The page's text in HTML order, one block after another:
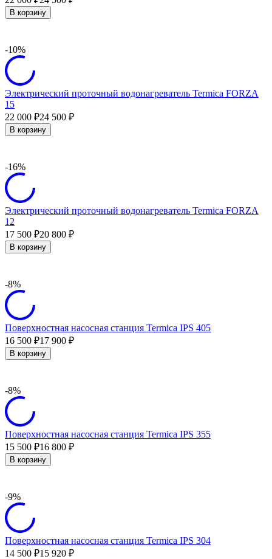
В корзину
-10%
Электрический проточный водонагреватель Termica FORZA
15
22 000 ₽24 500 ₽
В корзину
-16%
Электрический проточный водонагреватель Termica FORZA
12
17 500 ₽20 800 ₽
В корзину
-8%
Поверхностная насосная станция Termica IPS 405
16 500 ₽17 900 ₽
В корзину
-8%
Поверхностная насосная станция Termica IPS 355
15 500 ₽16 800 ₽
В корзину
-9%
Поверхностная насосная станция Termica IPS 304
14 500 ₽15 920 ₽